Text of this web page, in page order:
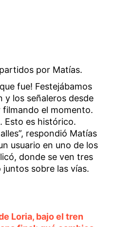
por Matías.
fue! Festejábamos
y los señaleros desde
el momento.
Esto es histórico.
respondió Matías
usuario en uno de los
donde se ven tres
sobre las vías.
Loria, bajo el tren